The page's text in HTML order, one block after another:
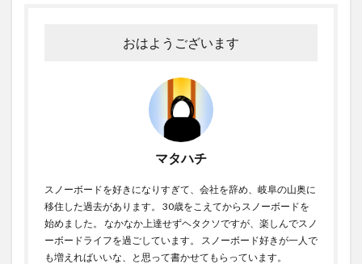
おはようございます
マタハチ
スノーボードを好きになりすぎて、会社を辞め、岐阜の山奥に
移住した過去があります。 30歳をこえてからスノーボードを
始めました。 なかなか上達せずヘタクソですが、楽しんでスノ
ーボードライフを過ごしています。 スノーボード好きが一人で
も増えればいいな、と思って書かせてもらっています。